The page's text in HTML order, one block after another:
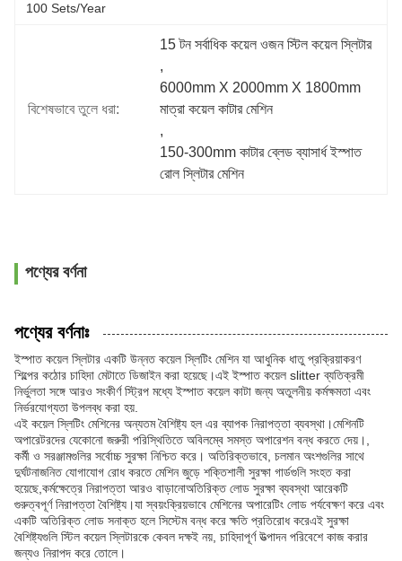
100 Sets/year
বিশেষভাবে তুলে ধরা:
15 টন সর্বাধিক কয়েল ওজন স্টিল কয়েল স্লিটার
,
6000mm X 2000mm X 1800mm
মাত্রা কয়েল কাটার মেশিন
,
150-300mm কাটার ব্লেড ব্যাসার্ধ ইস্পাত
রোল স্লিটার মেশিন
পণ্যের বর্ণনা
পণ্যের বর্ণনাঃ
ইস্পাত কয়েল স্লিটার একটি উন্নত কয়েল স্লিটিং মেশিন যা আধুনিক ধাতু প্রক্রিয়াকরণ
শিল্পের কঠোর চাহিদা মেটাতে ডিজাইন করা হয়েছে।এই ইস্পাত কয়েল slitter ব্যতিক্রমী
নির্ভুলতা সঙ্গে আরও সংকীর্ণ স্ট্রিপ মধ্যে ইস্পাত কয়েল কাটা জন্য অতুলনীয় কর্মক্ষমতা এবং
নির্ভরযোগ্যতা উপলব্ধ করা হয়.
এই কয়েল স্লিটিং মেশিনের অন্যতম বৈশিষ্ট্য হল এর ব্যাপক নিরাপত্তা ব্যবস্থা।মেশিনটি
অপারেটরদের যেকোনো জরুরী পরিস্থিতিতে অবিলম্বে সমস্ত অপারেশন বন্ধ করতে দেয়।,
কর্মী ও সরঞ্জামগুলির সর্বোচ্চ সুরক্ষা নিশ্চিত করে। অতিরিক্তভাবে, চলমান অংশগুলির সাথে
দুর্ঘটনাজনিত যোগাযোগ রোধ করতে মেশিন জুড়ে শক্তিশালী সুরক্ষা গার্ডগুলি সংহত করা
হয়েছে,কর্মক্ষেত্রে নিরাপত্তা আরও বাড়ানোঅতিরিক্ত লোড সুরক্ষা ব্যবস্থা আরেকটি
গুরুত্বপূর্ণ নিরাপত্তা বৈশিষ্ট্য।যা স্বয়ংক্রিয়ভাবে মেশিনের অপারেটিং লোড পর্যবেক্ষণ করে এবং
একটি অতিরিক্ত লোড সনাক্ত হলে সিস্টেম বন্ধ করে ক্ষতি প্রতিরোধ করেএই সুরক্ষা
বৈশিষ্ট্যগুলি স্টিল কয়েল স্লিটারকে কেবল দক্ষই নয়, চাহিদাপূর্ণ উত্পাদন পরিবেশে কাজ করার
জন্যও নিরাপদ করে তোলে।